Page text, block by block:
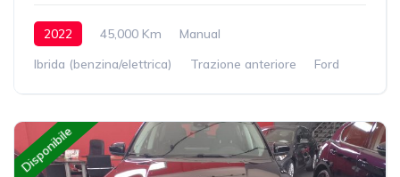
2022 45,000 Km
Manual
Ibrida (benzina/elettrica)
Trazione anteriore Ford
Disponibile